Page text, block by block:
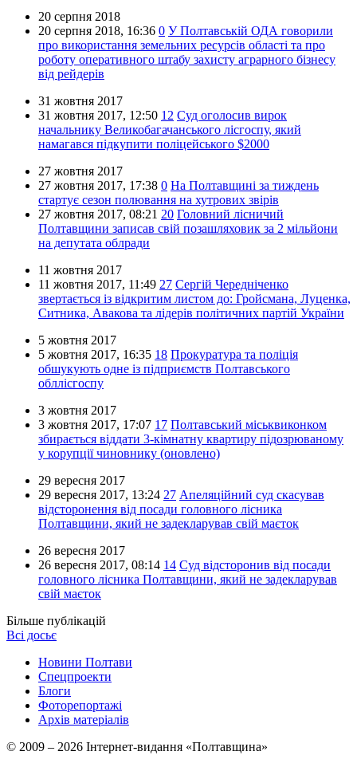
20 серпня 2018
20 серпня 2018, 16:36 0 У Полтавській ОДА говорили
про використання земельних ресурсів області та про
роботу оперативного штабу захисту аграрного бізнесу
від рейдерів
31 жовтня 2017
31 жовтня 2017, 12:50 12 Суд оголосив вирок
начальнику Великобагачанського лісгоспу, який
намагався підкупити поліцейського $2000
27 жовтня 2017
27 жовтня 2017, 17:38 0 На Полтавщині за тиждень
стартує сезон полювання на хутрових звірів
27 жовтня 2017, 08:21 20 Головний лісничий
Полтавщини записав свій позашляховик за 2 мільйони
на депутата облради
11 жовтня 2017
11 жовтня 2017, 11:49 27 Сергій Чередніченко
звертається із відкритим листом до: Гройсмана, Луценка,
Ситника, Авакова та лідерів політичних партій України
5 жовтня 2017
5 жовтня 2017, 16:35 18 Прокуратура та поліція
обшукують одне із підприємств Полтавського
обллісгоспу
3 жовтня 2017
3 жовтня 2017, 17:07 17 Полтавський міськвиконком
збирається віддати 3-кімнатну квартиру підозрюваному
у корупції чиновнику (оновлено)
29 вересня 2017
29 вересня 2017, 13:24 27 Апеляційний суд скасував
відсторонення від посади головного лісника
Полтавщини, який не задекларував свій маєток
26 вересня 2017
26 вересня 2017, 08:14 14 Суд відсторонив від посади
головного лісника Полтавщини, який не задекларував
свій маєток
Більше публікацій
Всі досьє
Новини Полтави
Спецпроекти
Блоги
Фоторепортажі
Архів матеріалів
© 2009 – 2026 Інтернет-видання «Полтавщина»